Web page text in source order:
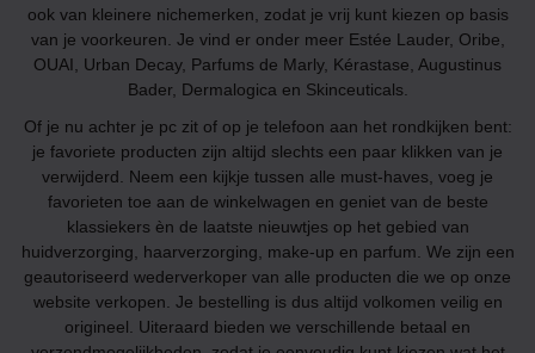
ook van kleinere nichemerken, zodat je vrij kunt kiezen op basis
van je voorkeuren. Je vind er onder meer Estée Lauder, Oribe,
OUAI, Urban Decay, Parfums de Marly, Kérastase, Augustinus
Bader, Dermalogica en Skinceuticals.
Of je nu achter je pc zit of op je telefoon aan het rondkijken bent:
je favoriete producten zijn altijd slechts een paar klikken van je
verwijderd. Neem een kijkje tussen alle must-haves, voeg je
favorieten toe aan de winkelwagen en geniet van de beste
klassiekers èn de laatste nieuwtjes op het gebied van
huidverzorging, haarverzorging, make-up en parfum. We zijn een
geautoriseerd wederverkoper van alle producten die we op onze
website verkopen. Je bestelling is dus altijd volkomen veilig en
origineel. Uiteraard bieden we verschillende betaal en